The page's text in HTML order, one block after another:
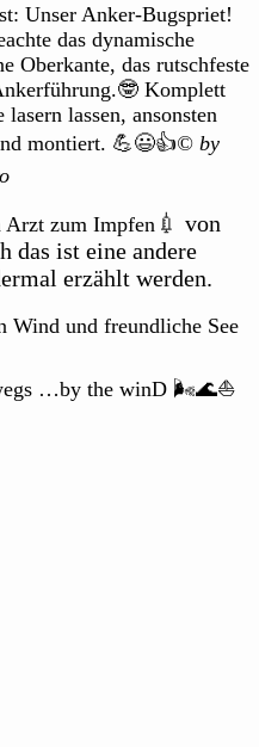
Unser Anker-Bugspriet!
das dynamische
Oberkante, das rutschfeste
Komplett
lassen, ansonsten
montiert. 💪😃👍© by
Arzt zum Impfen 💉 von
das ist eine andere
erzählt werden.
Wind und freundliche See
…by the winD 🌬️🌊⛵